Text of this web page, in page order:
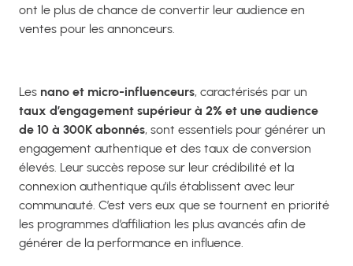
ont le plus de chance de convertir leur audience en
ventes pour les annonceurs.
Les nano et micro-influenceurs, caractérisés par un
taux d’engagement supérieur à 2% et une audience
de 10 à 300K abonnés, sont essentiels pour générer un
engagement authentique et des taux de conversion
élevés. Leur succès repose sur leur crédibilité et la
connexion authentique qu’ils établissent avec leur
communauté. C’est vers eux que se tournent en priorité
les programmes d’affiliation les plus avancés afin de
générer de la performance en influence.